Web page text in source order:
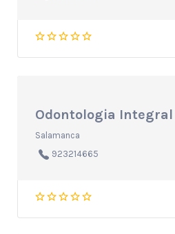
Odontologia Integral
Salamanca
923214665